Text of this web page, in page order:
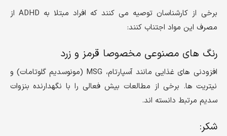
برخی از کارشناسان توصیه می کنند که افراد مبتلا به ADHD از
مصرف این مواد اجتناب کنند:
رنگ های مصنوعی مخصوصا قرمز و زرد
افزودنی های غذایی مانند آسپارتام، MSG (مونوسدیم گلوتامات) و
نیتریت ها. برخی از مطالعات بیش فعالی را با نگهدارنده بنزوات
سدیم مرتبط دانسته اند.
شکر: